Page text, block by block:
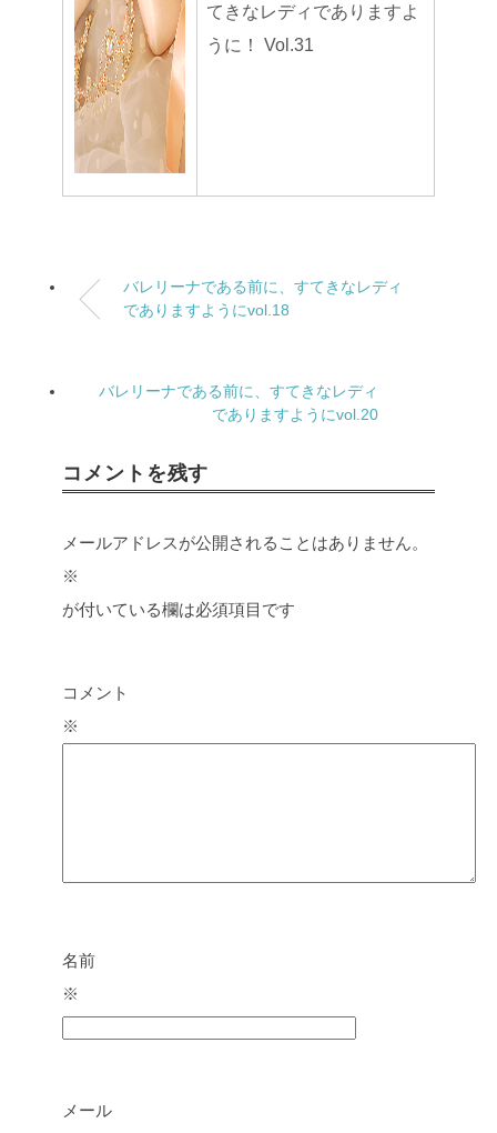
てきなレディでありますよ
うに！ Vol.31
バレリーナである前に、すてきなレディ
でありますようにvol.18
バレリーナである前に、すてきなレディ
でありますようにvol.20
コメントを残す
メールアドレスが公開されることはありません。
※
が付いている欄は必須項目です
コメント
※
名前
※
メール